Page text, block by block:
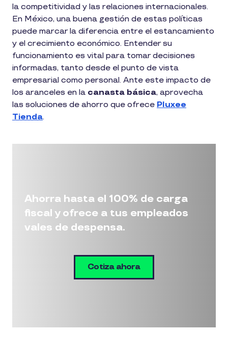
la competitividad y las relaciones internacionales.
En México, una buena gestión de estas políticas
puede marcar la diferencia entre el estancamiento
y el crecimiento económico. Entender su
funcionamiento es vital para tomar decisiones
informadas, tanto desde el punto de vista
empresarial como personal. Ante este impacto de
los aranceles en la canasta básica, aprovecha
las soluciones de ahorro que ofrece Pluxee
Tienda.
Ahorra hasta el 100% de carga
fiscal y ofrece a tus empleados
vales de despensa.
Cotiza ahora